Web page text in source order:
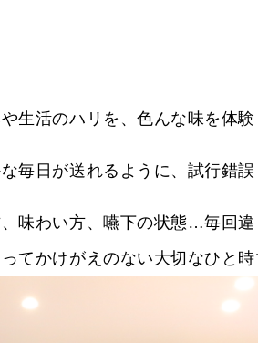
生活のハリを、色んな味を体
毎日が送れるように、試行錯誤
味わい方、嚥下の状態…毎回
てかけがえのない大切なひと時